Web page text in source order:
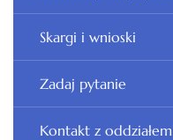
Skargi i wnioski
Zadaj pytanie
Kontakt z oddziałem